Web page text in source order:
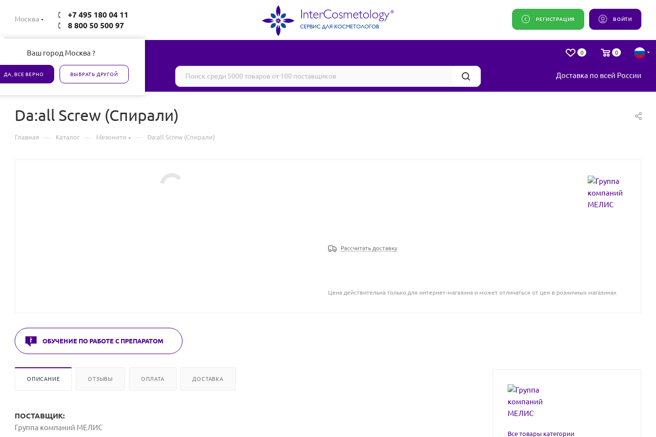
Москва
Ваш город Москва ?
ДА, ВСЕ ВЕРНО ВЫБРАТЬ ДРУГОЙ
+7 495 180 04 11
8 800 50 500 97
ВОЙТИ
РЕГИСТРАЦИЯ
0 0
Все товары сертифицированы Доставка по всей России
Da:all Screw (Спирали)
Главная — Каталог — Мезонити — Da:all Screw (Спирали)
Рассчитать доставку
Цена действительна только для интернет-магазина и может отличаться от цен в розничных магазинах
ОБУЧЕНИЕ ПО РАБОТЕ С ПРЕПАРАТОМ
ОПИСАНИЕ ОТЗЫВЫ ОПЛАТА ДОСТАВКА
ПОСТАВЩИК:
Группа компаний МЕЛИС
Все товары категории